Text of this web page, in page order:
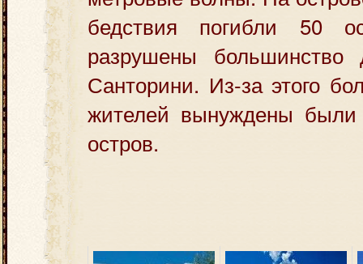
бедствия погибли 50
разрушены
Санторини. Из-за этого
жителей вынуждены были
остров.